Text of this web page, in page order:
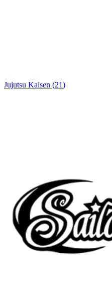
Jujutsu Kaisen (21)